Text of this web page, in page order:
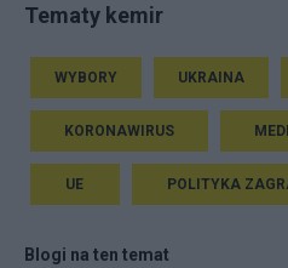
Tematy kemir
WYBORY UKRAINA
KORONAWIRUS
UE POLITYKA
Blogi na ten temat